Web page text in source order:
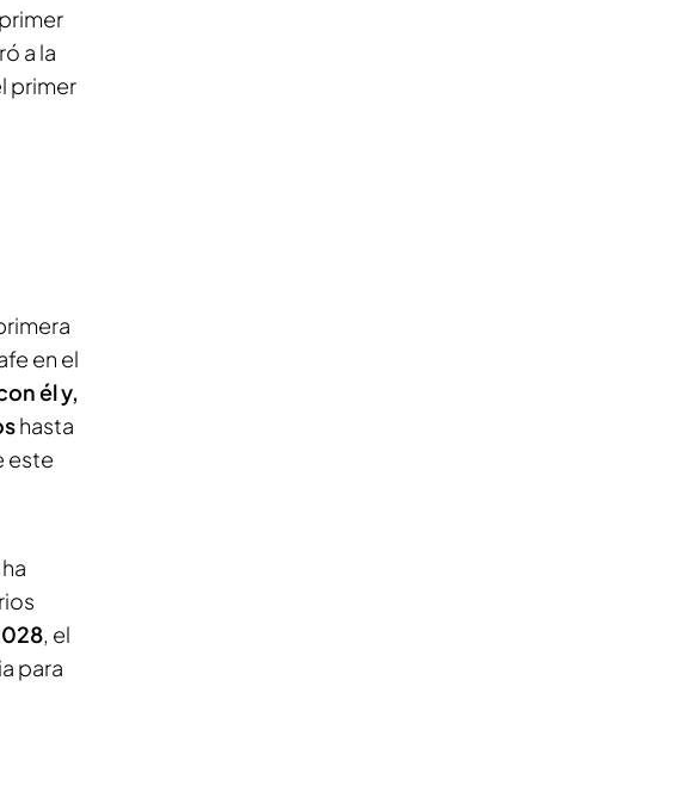
a la
primer
en el
él y,
hasta
este
, el
para